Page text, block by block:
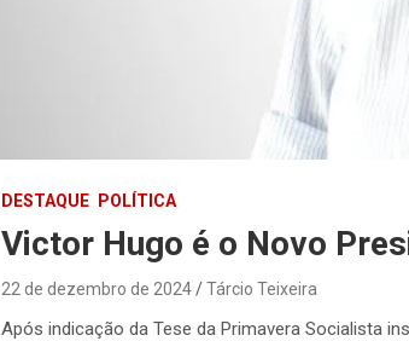
DESTAQUE POLÍTICA
Victor Hugo é o Novo
22 de dezembro de 2024 Tárcio Teixeira
Após indicação da Tese da Primavera Socialista